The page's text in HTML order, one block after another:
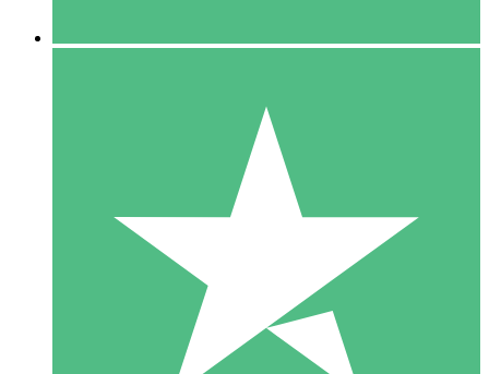
US$1500
10 Download
20